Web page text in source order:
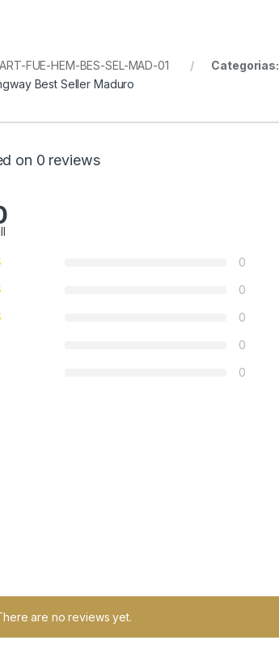
ART-FUE-HEM-BES-SEL-MAD-01 Categorias:
Best Seller Maduro
on 0 reviews
0
0
0
0
0
are no reviews yet.